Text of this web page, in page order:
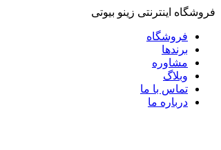
فروشگاه اینترنتی زینو بیوتی
فروشگاه
برندها
مشاوره
وبلاگ
تماس با ما
درباره ما